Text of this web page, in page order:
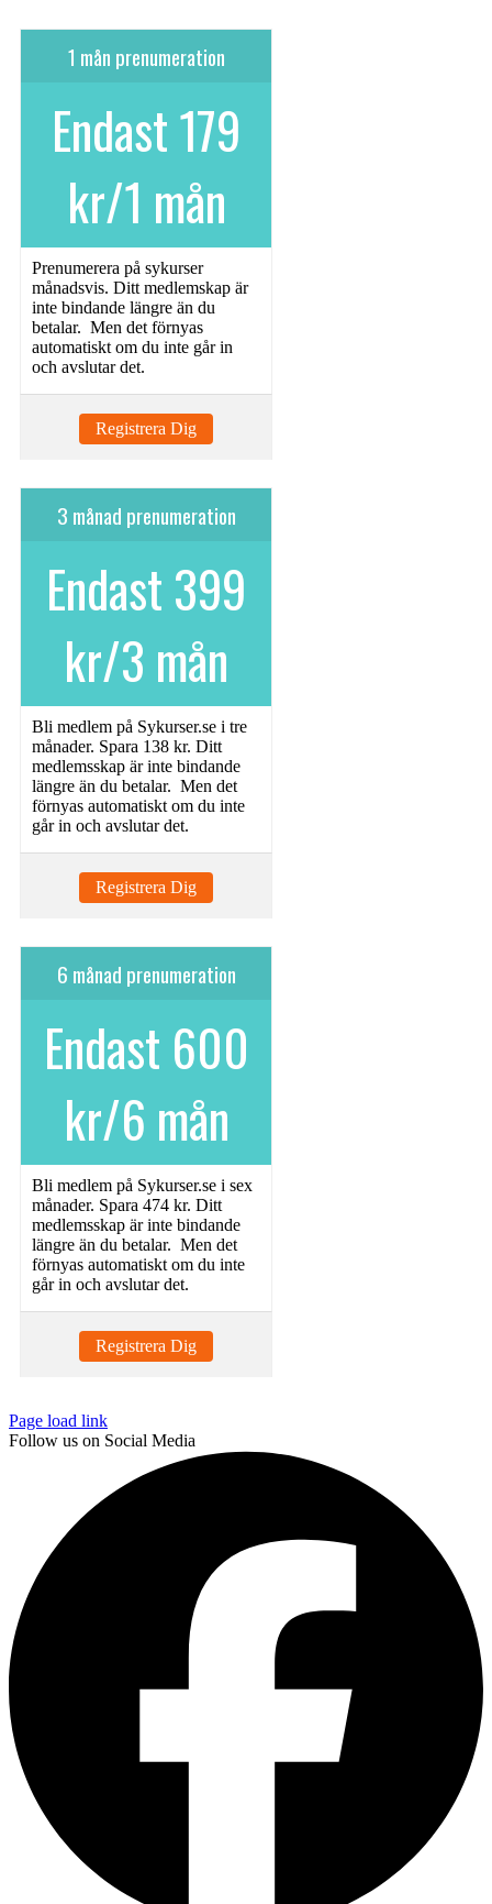
1 mån prenumeration
Endast 179
kr/1 mån
Prenumerera på sykurser
månadsvis. Ditt medlemskap är
inte bindande längre än du
betalar. Men det förnyas
automatiskt om du inte går in
och avslutar det.
Registrera Dig
3 månad prenumeration
Endast 399
kr/3 mån
Bli medlem på Sykurser.se i tre
månader. Spara 138 kr. Ditt
medlemsskap är inte bindande
längre än du betalar. Men det
förnyas automatiskt om du inte
går in och avslutar det.
Registrera Dig
6 månad prenumeration
Endast 600
kr/6 mån
Bli medlem på Sykurser.se i sex
månader. Spara 474 kr. Ditt
medlemsskap är inte bindande
längre än du betalar. Men det
förnyas automatiskt om du inte
går in och avslutar det.
Registrera Dig
Page load link
Follow us on Social Media